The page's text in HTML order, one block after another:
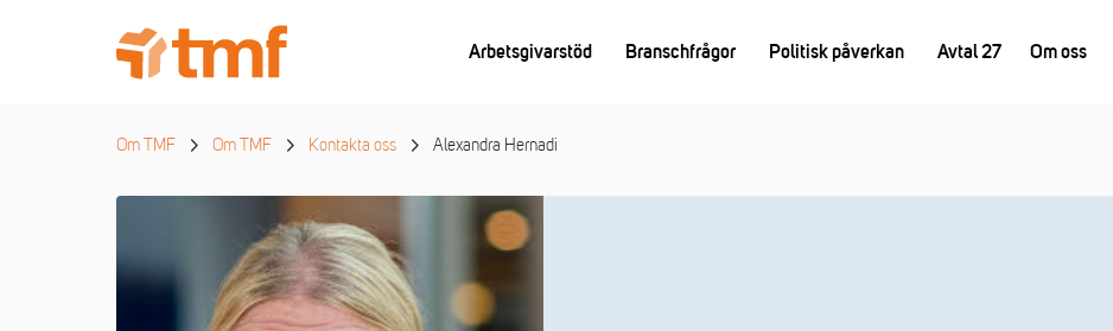
Arbetsgivarstöd Branschfrågor Politisk påverkan Avtal 27 Om oss
Om TMF Om TMF Kontakta oss Alexandra Hernadi